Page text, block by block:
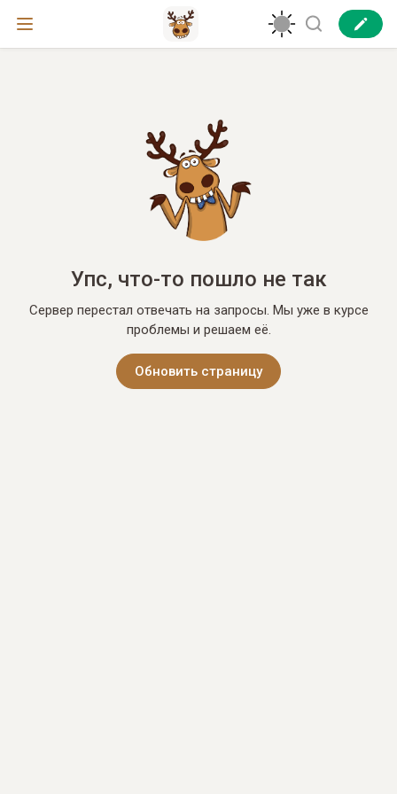
Упс, что-то пошло не так
Сервер перестал отвечать на запросы. Мы уже в курсе
проблемы и решаем её.
Обновить страницу